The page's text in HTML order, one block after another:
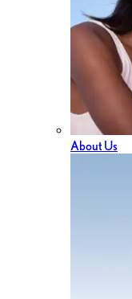
About Us